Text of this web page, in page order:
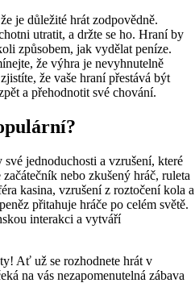
je důležité hrát zodpovědně.
utratit, a držte se ho. Hraní by
způsobem, jak vydělat peníze.
že výhra je nevyhnutelně
že vaše hraní přestává být
a přehodnotit své chování.
jednoduchosti a vzrušení, které
nebo zkušený hráč, ruleta
kasina, vzrušení z roztočení kola a
přitahuje hráče po celém světě.
interakci a vytváří
Ať už se rozhodnete hrát v
na vás nezapomenutelná zábava